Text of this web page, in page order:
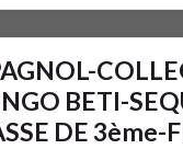
BETI-
DE 3ème-